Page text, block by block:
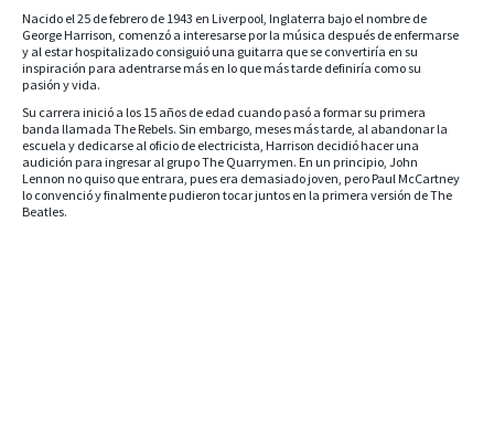
Nacido el 25 de febrero de 1943 en Liverpool, Inglaterra bajo el nombre de
George Harrison, comenzó a interesarse por la música después de enfermarse
y al estar hospitalizado consiguió una guitarra que se convertiría en su
inspiración para adentrarse más en lo que más tarde definiría como su
pasión y vida.
Su carrera inició a los 15 años de edad cuando pasó a formar su primera
banda llamada The Rebels. Sin embargo, meses más tarde, al abandonar la
escuela y dedicarse al oficio de electricista, Harrison decidió hacer una
audición para ingresar al grupo The Quarrymen. En un principio, John
Lennon no quiso que entrara, pues era demasiado joven, pero Paul McCartney
lo convenció y finalmente pudieron tocar juntos en la primera versión de The
Beatles.